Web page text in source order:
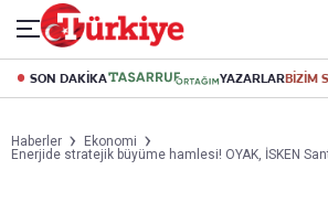
SON DAKİKA YAZARLARBİZİM
Haberler
Ekonomi
Enerjide stratejik büyüme hamlesi! OYAK, İSKEN